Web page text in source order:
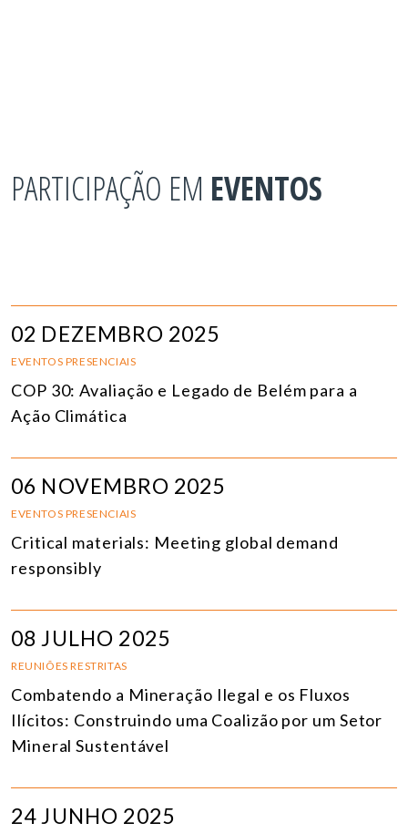
PARTICIPAÇÃO EM EVENTOS
02 DEZEMBRO 2025
EVENTOS PRESENCIAIS
COP 30: Avaliação e Legado de Belém para a
Ação Climática
06 NOVEMBRO 2025
EVENTOS PRESENCIAIS
Critical materials: Meeting global demand
responsibly
08 JULHO 2025
REUNIÕES RESTRITAS
Combatendo a Mineração Ilegal e os Fluxos
Ilícitos: Construindo uma Coalizão por um Setor
Mineral Sustentável
24 JUNHO 2025